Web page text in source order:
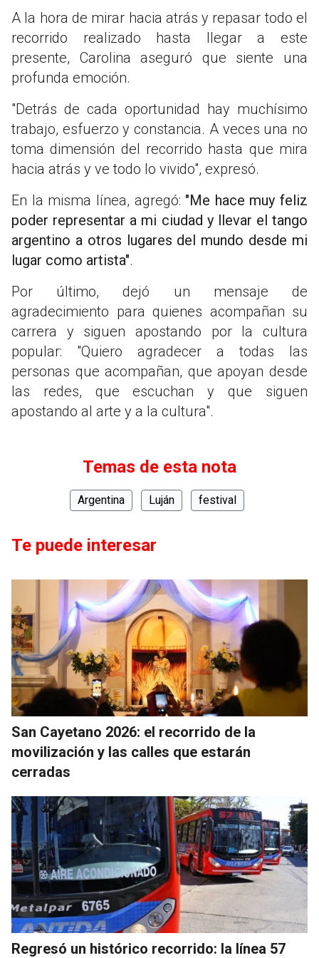
A la hora de mirar hacia atrás y repasar todo el
recorrido realizado hasta llegar a este
presente, Carolina aseguró que siente una
profunda emoción.
"Detrás de cada oportunidad hay muchísimo
trabajo, esfuerzo y constancia. A veces una no
toma dimensión del recorrido hasta que mira
hacia atrás y ve todo lo vivido", expresó.
En la misma línea, agregó: "Me hace muy feliz
poder representar a mi ciudad y llevar el tango
argentino a otros lugares del mundo desde mi
lugar como artista".
Por último, dejó un mensaje de
agradecimiento para quienes acompañan su
carrera y siguen apostando por la cultura
popular: "Quiero agradecer a todas las
personas que acompañan, que apoyan desde
las redes, que escuchan y que siguen
apostando al arte y a la cultura".
Temas de esta nota
Argentina Luján festival
Te puede interesar
San Cayetano 2026: el recorrido de la
movilización y las calles que estarán
cerradas
Regresó un histórico recorrido: la línea 57